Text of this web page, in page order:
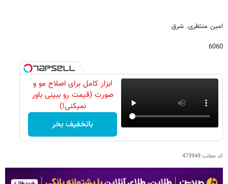
امین منتظری. شرق
6060
ابزار کامل برای اصلاح مو و
صورت (قیمت رو ببینی باور
نمیکنی!)
باتخفیف بخر
کد مطلب473949